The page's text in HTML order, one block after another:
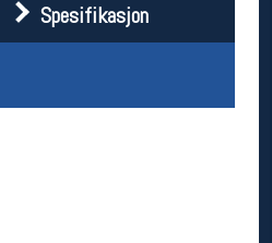
Spesifikasjon